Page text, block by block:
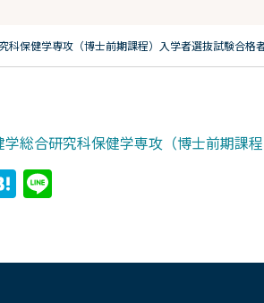
科保健学専攻（博士前期課程）入学者選抜試験合格
総合研究科保健学専攻（博士前期課
Hatena